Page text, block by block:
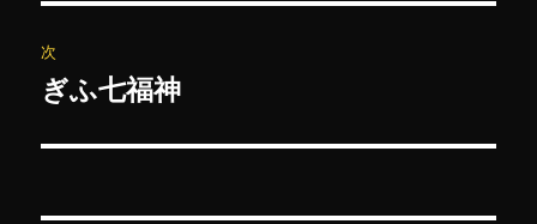
ビ
ゲ
ー
投
稿:
次
次
投
ぎふ七福神